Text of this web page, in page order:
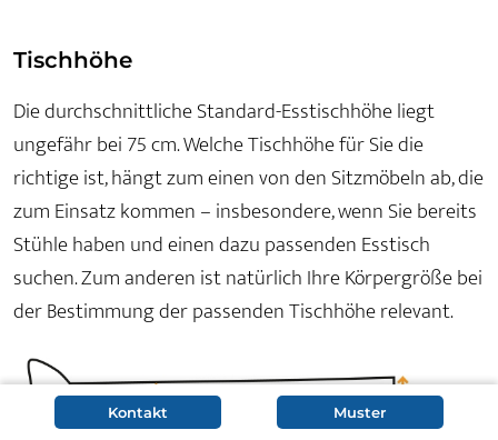
Tischhöhe
Die durchschnittliche Standard-Esstischhöhe liegt
ungefähr bei 75 cm. Welche Tischhöhe für Sie die
richtige ist, hängt zum einen von den Sitzmöbeln ab, die
zum Einsatz kommen – insbesondere, wenn Sie bereits
Stühle haben und einen dazu passenden Esstisch
suchen. Zum anderen ist natürlich Ihre Körpergröße bei
der Bestimmung der passenden Tischhöhe relevant.
Kontakt Muster